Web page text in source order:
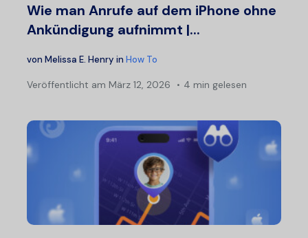
Wie man Anrufe auf dem iPhone ohne
Ankündigung aufnimmt |...
von Melissa E. Henry in How To
Veröffentlicht am März 12, 2026 4 min gelesen